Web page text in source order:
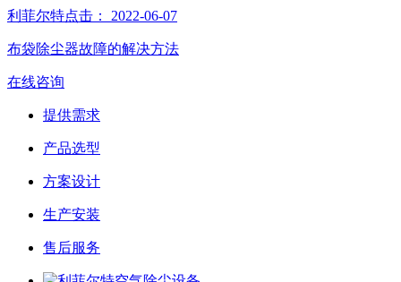
利菲尔特点击： 2022-06-07
布袋除尘器故障的解决方法
在线咨询
提供需求
产品选型
方案设计
生产安装
售后服务